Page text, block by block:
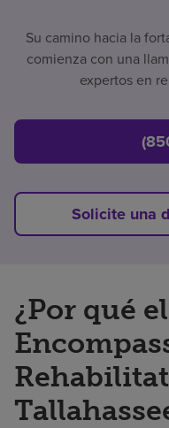
Su camino hacia la
comienza con una
expertos en
Solicite una
¿Por qué